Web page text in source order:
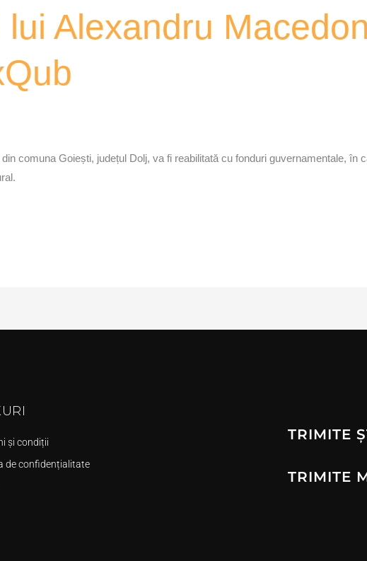
Alexandru
comuna Goiești, județul Dolj, va fi reabilitată cu fonduri guvernamentale, în
și condiții
de confidențialitate
TRIMITE
TRIMITE